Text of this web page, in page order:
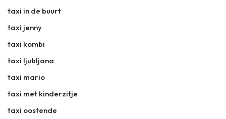
taxi in de buurt
taxi jenny
taxi kombi
taxi ljubljana
taxi mario
taxi met kinderzitje
taxi oostende